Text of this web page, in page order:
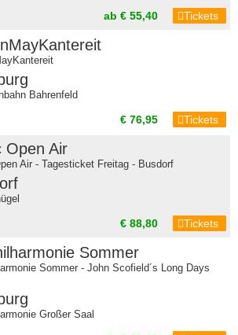
ab € 55,40 Tickets
Bahrenfeld
€ 76,95 Tickets
Open Air
Air - Tagesticket Freitag - Busdorf
€ 88,80 Tickets
Sommer
Sommer - John Scofield´s Long Days
Großer Saal